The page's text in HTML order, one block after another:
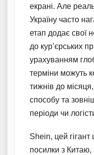
екрані. Але
Україну часто
етап додає свої
до кур’єрських
урахуванням
терміни можуть
тижнів до
способу та
періоди чи
Shein, цей
посилки з